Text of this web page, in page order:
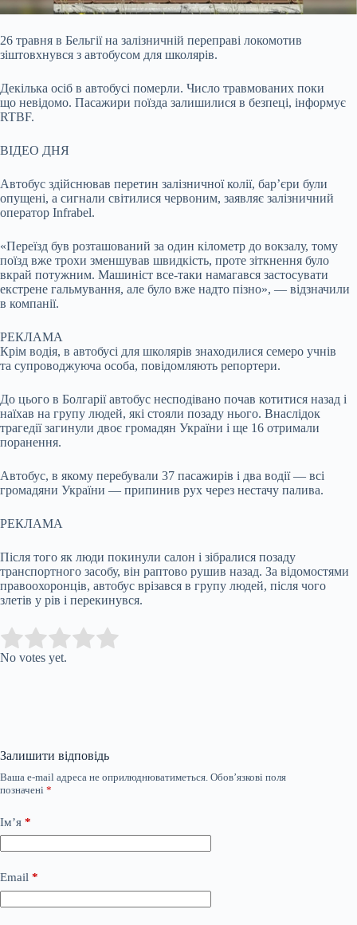
26 травня в Бельгії на залізничній переправі локомотив
зіштовхнувся з автобусом для школярів.
Декілька осіб в автобусі померли. Число травмованих поки
що невідомо. Пасажири поїзда залишилися в безпеці, інформує
RTBF.
ВІДЕО ДНЯ
Автобус здійснював перетин залізничної колії, бар’єри були
опущені, а сигнали світилися червоним, заявляє залізничний
оператор Infrabel.
«Переїзд був розташований за один кілометр до вокзалу, тому
поїзд вже трохи зменшував швидкість, проте зіткнення було
вкрай потужним. Машиніст все-таки намагався застосувати
екстрене гальмування, але було вже надто пізно», — відзначили
в компанії.
РЕКЛАМА
Крім водія, в автобусі для школярів знаходилися семеро учнів
та супроводжуюча особа, повідомляють репортери.
До цього в Болгарії автобус несподівано почав котитися назад і
наїхав на групу людей, які стояли позаду нього. Внаслідок
трагедії загинули двоє громадян України і ще 16 отримали
поранення.
Автобус, в якому перебували 37 пасажирів і два водії — всі
громадяни України — припинив рух через нестачу палива.
РЕКЛАМА
Після того як люди покинули салон і зібралися позаду
транспортного засобу, він раптово рушив назад. За відомостями
правоохоронців, автобус врізався в групу людей, після чого
злетів у рів і перекинувся.
Rate this item:
No votes yet.
Залишити відповідь
Ваша e-mail адреса не оприлюднюватиметься. Обов’язкові поля
позначені *
Ім’я *
Email *